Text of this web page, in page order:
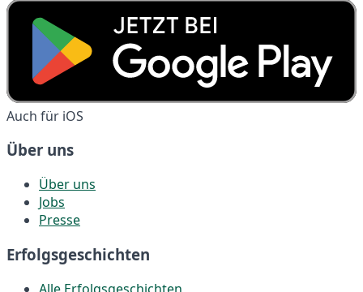
Auch für iOS
Über uns
Über uns
Jobs
Presse
Erfolgsgeschichten
Alle Erfolgsgeschichten